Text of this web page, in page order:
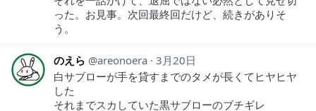
った。お見事。次回最終回だけど、続きがありそ
う。
のえら areonoera 3月20日
白サブローが手を貸すまでのタメが長くてヒヤヒヤ
した
それまでスカしていた黒サブローのブチギレ